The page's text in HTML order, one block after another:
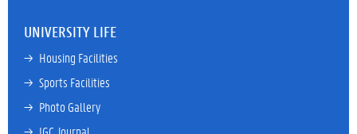
UNIVERSITY LIFE
→ Housing Facilities
→ Sports Facilities
→ Photo Gallery